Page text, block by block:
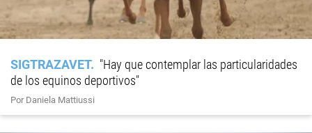
SIGTRAZAVET
"Hay que contemplar las particularidades
de los equinos deportivos"
Por Daniela Mattiussi